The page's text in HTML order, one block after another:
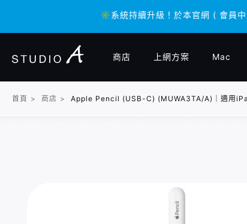
✳️系統持續升級！於本官網 ( 會員
✳️系統持續升級！於本官網 ( 會員
商店 上網方案 Mac
首頁 > 商店 > Apple Pencil (USB-C) (MUWA3TA/A)｜適用